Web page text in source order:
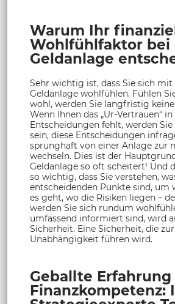
Warum Ihr
Wohlfühlfaktor bei
Geldanlage
Sehr wichtig ist, dass Sie sich mit
Geldanlage wohlfühlen. Fühlen
wohl, werden Sie langfristig
Wenn Ihnen das „Ur-Vertrauen“
Entscheidungen fehlt, werden
sein, diese Entscheidungen
sprunghaft von einer Anlage zur
wechseln. Dies ist der
Geldanlage so oft scheitert! Und
so wichtig, dass Sie verstehen,
entscheidenden Punkte sind, um
es geht, wo die Risiken liegen –
werden Sie sich rundum
umfassend informiert sind, wird
Sicherheit. Eine Sicherheit, die
Unabhängigkeit führen wird.
Geballte Erfahrung
Finanzkompetenz: